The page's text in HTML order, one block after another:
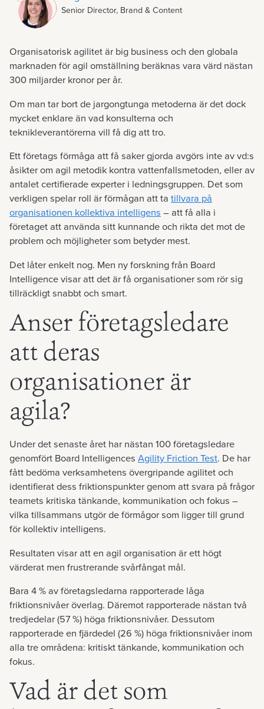
Organisatorisk agilitet är big business och den globala
marknaden för agil omställning beräknas vara värd nästan
300 miljarder kronor per år.
Om man tar bort de jargongtunga metoderna är det dock
mycket enklare än vad konsulterna och
teknikleverantörerna vill få dig att tro.
Ett företags förmåga att få saker gjorda avgörs inte av vd:s
åsikter om agil metodik kontra vattenfallsmetoden, eller av
antalet certifierade experter i ledningsgruppen. Det som
verkligen spelar roll är förmågan att ta tillvara på
organisationen kollektiva intelligens– att få alla i
företaget att använda sitt kunnande och rikta det mot de
problem och möjligheter som betyder mest.
Det låter enkelt nog. Men ny forskning från Board
Intelligence visar att det är få organisationer som rör sig
tillräckligt snabbt och smart.
Anser företagsledare
att deras
organisationer är
agila?
Under det senaste året har nästan 100 företagsledare
genomfört Board Intelligences Agility Friction Test. De har
fått bedöma verksamhetens övergripande agilitet och
identifierat dess friktionspunkter genom att svara på frågor
teamets kritiska tänkande, kommunikation och fokus –
vilka tillsammans utgör de förmågor som ligger till grund
för kollektiv intelligens.
Resultaten visar att en agil organisation är ett högt
värderat men frustrerande svårfångat mål.
Bara 4 % av företagsledarna rapporterade låga
friktionsnivåer överlag. Däremot rapporterade nästan två
tredjedelar (57 %) höga friktionsnivåer. Dessutom
rapporterade en fjärdedel (26 %) höga friktionsnivåer inom
alla tre områdena: kritiskt tänkande, kommunikation och
fokus.
Vad är det som
Senior Director, Brand & Content